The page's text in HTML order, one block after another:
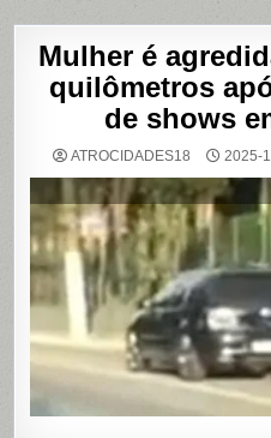
Mulher é
quilômetros
de shows
ATROCIDADES18 2025-